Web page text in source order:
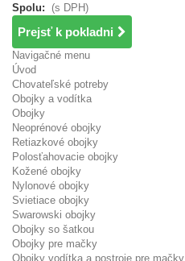
Spolu:
(s DPH)
Prejsť k pokladni
Navigačné menu
Úvod
Chovateľské potreby
Obojky a vodítka
Obojky
Neoprénové obojky
Retiazkové obojky
Polosťahovacie obojky
Kožené obojky
Nylonové obojky
Svietiace obojky
Swarowski obojky
Obojky so šatkou
Obojky pre mačky
Obojky vodítka a postroje pre mačky